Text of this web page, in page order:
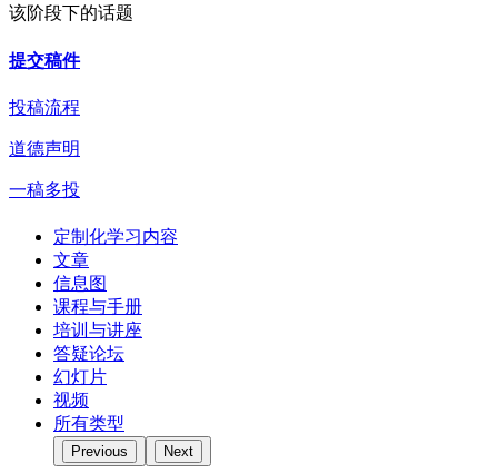
该阶段下的话题
提交稿件
投稿流程
道德声明
一稿多投
定制化学习内容
文章
信息图
课程与手册
培训与讲座
答疑论坛
幻灯片
视频
所有类型
Previous Next